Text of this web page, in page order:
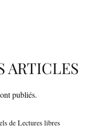
ARTICLES
publiés.
de Lectures libres